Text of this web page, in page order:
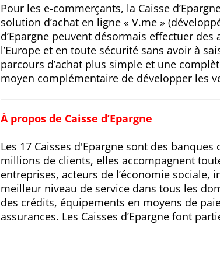
Pour les e-commerçants, la Caisse
solution d’achat en ligne « V.me »
d’Epargne peuvent désormais effectuer
l’Europe et en toute sécurité sans avoir à
parcours d’achat plus simple et une
moyen complémentaire de développer les
À propos de Caisse d’Epargne
Les 17 Caisses d'Epargne sont des
millions de clients, elles accompagnent
entreprises, acteurs de l’économie
meilleur niveau de service dans tous les
des crédits, équipements en moyens de
assurances. Les Caisses d’Epargne font